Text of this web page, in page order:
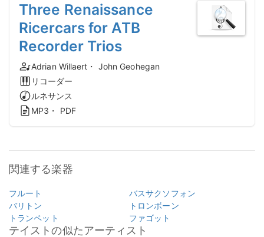
Three Renaissance
Ricercars for ATB
Recorder Trios
Adrian Willaert・ John Geohegan
リコーダー
ルネサンス
MP3・ PDF
関連する楽器
フルート
バスサクソフォン
バリトン
トロンボーン
トランペット
ファゴット
テイストの似たアーティスト